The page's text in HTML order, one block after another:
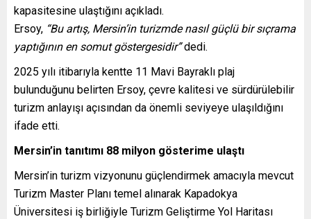
kapasitesine ulaştığını açıkladı.
Ersoy, “Bu artış, Mersin’in turizmde nasıl güçlü bir sıçrama
yaptığının en somut göstergesidir”dedi.
2025 yılı itibarıyla kentte 11 Mavi Bayraklı plaj
bulunduğunu belirten Ersoy, çevre kalitesi ve sürdürülebilir
turizm anlayışı açısından da önemli seviyeye ulaşıldığını
ifade etti.
Mersin’in tanıtımı 88 milyon gösterime ulaştı
Mersin’in turizm vizyonunu güçlendirmek amacıyla mevcut
Turizm Master Planı temel alınarak Kapadokya
Üniversitesi iş birliğiyle Turizm Geliştirme Yol Haritası